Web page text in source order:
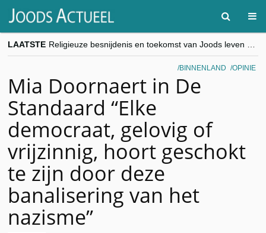
LAATSTE
“Besnijdenisdebat toont hoe moeilijk seculiere Westen minderheden begrijpt”, Jinnih Beels (Vooruit)
CITYTRIP | ROEMENIË – Boekarest: de verrassing van Oost-Europa
BINNENLAND OPINIE
Mia Doornaert in De
Standaard “Elke
democraat, gelovig of
vrijzinnig, hoort geschokt
te zijn door deze
banalisering van het
nazisme”